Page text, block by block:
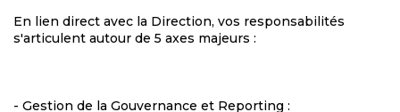
En lien direct avec la Direction, vos responsabilités
s'articulent autour de 5 axes majeurs :
- Gestion de la Gouvernance et Reporting :